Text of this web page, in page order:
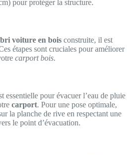
pour protéger la structure.
voiture en bois construite, il est
étapes sont cruciales pour améliorer
carport bois.
essentielle pour évacuer l’eau de pluie
carport. Pour une pose optimale,
la planche de rive en respectant une
le point d’évacuation.